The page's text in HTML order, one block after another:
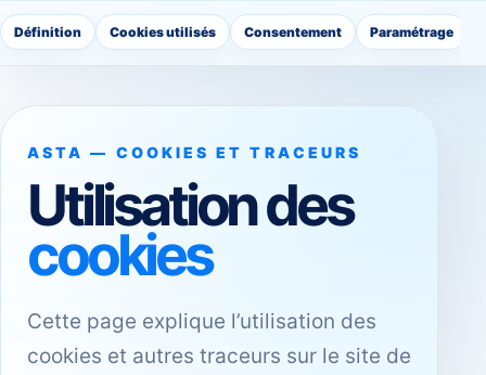
Définition Cookies utilisés Consentement Paramétrage
ASTA — COOKIES ET TRACEURS
Utilisation des
cookies
Cette page explique l’utilisation des
cookies et autres traceurs sur le site de